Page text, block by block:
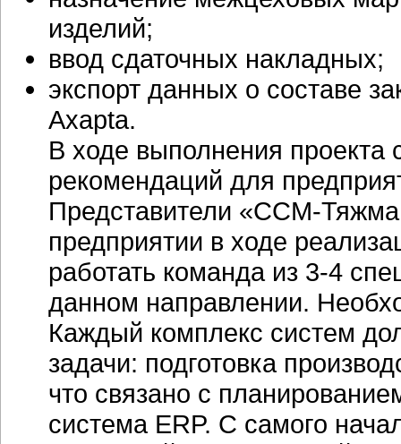
изделий;
ввод сдаточных накладных;
экспорт данных о составе
Axapta.
В ходе выполнения
рекомендаций для
Представители «ССМ-
предприятии в ходе
работать команда из 3-4
данном направлении.
Каждый комплекс систем
задачи: подготовка
что связано с
система ERP. C самого